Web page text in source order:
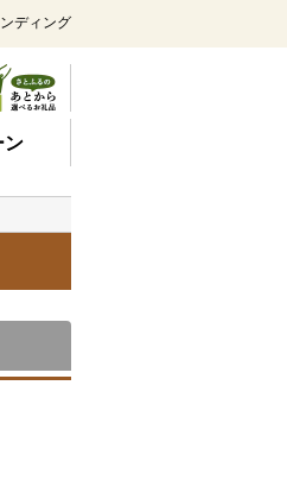
ディング
ン